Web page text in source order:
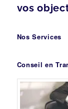
vos
Nos Services
Conseil en